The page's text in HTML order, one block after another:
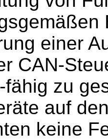
einer
CAN-
fähig zu
auf
keine